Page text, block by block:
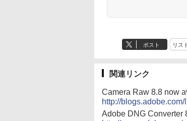
ポスト リス
関連リンク
Camera Raw 8.8 now
http://
Adobe DNG Converter